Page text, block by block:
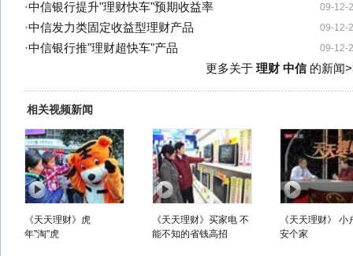
09-12-
·中信银行提升"理财快车"预期收益率
09-12-
·中信发力类固定收益型理财产品
09-12-
·中信银行推"理财超快车"产品
更多关于 理财 中信的新闻
相关视频新闻
《天天理财》虎
年"淘"虎
《天天理财》买家电 不
能不知的省钱高招
《天天理财》 小
安个家